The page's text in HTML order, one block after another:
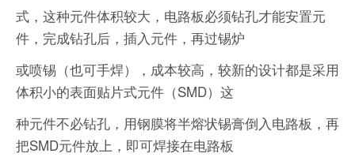
式，这种元件体积较大，电路板必须钻孔才能安置元
件，完成钻孔后，插入元件，再过锡炉
或喷锡（也可手焊），成本较高，较新的设计都是采用
体积小的表面贴片式元件（SMD）这
种元件不必钻孔，用钢膜将半熔状锡膏倒入电路板，再
把SMD元件放上，即可焊接在电路板